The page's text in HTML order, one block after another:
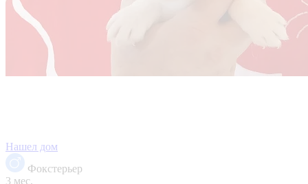
Нашел дом
Фокстерьер
3 мес.